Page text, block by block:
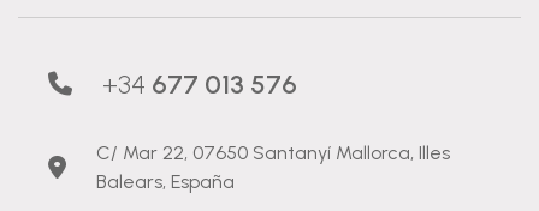
+34 677 013 576
C/ Mar 22, 07650 Santanyí Mallorca, Illes
Balears, España